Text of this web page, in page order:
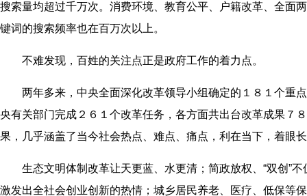
搜索量均超过千万次。消费环境、教育公平、户籍改革、全面
键词的搜索频率也在百万次以上。
不难发现，百姓的关注点正是政府工作的着力点。
两年多来，中央全面深化改革领导小组确定的１８１个重
央有关部门完成２６１个改革任务，各方面共出台改革成果７
果，几乎涵盖了当今社会热点、难点、痛点，利在当下，着眼
生态文明体制改革让天更蓝、水更清；简政放权、“双创”不
激发出全社会创业创新的热情；城乡居民养老、医疗、低保等